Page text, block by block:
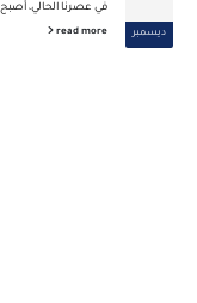
ديسمبر
في عصرنا الحالي، أصبح
read more